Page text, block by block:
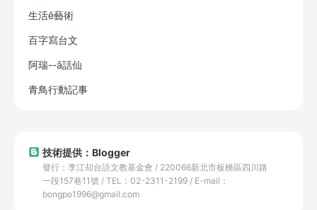
生活ê藝術
百字寫台文
阿瑞--ā話仙
青鳥行動記事
技術提供：Blogger
發行：李江却台語文教基金會 / 220066新北市板橋區四川路
一段157巷11號 / TEL：02-2311-2199 / E-mail：
bongpo1996@gmail.com